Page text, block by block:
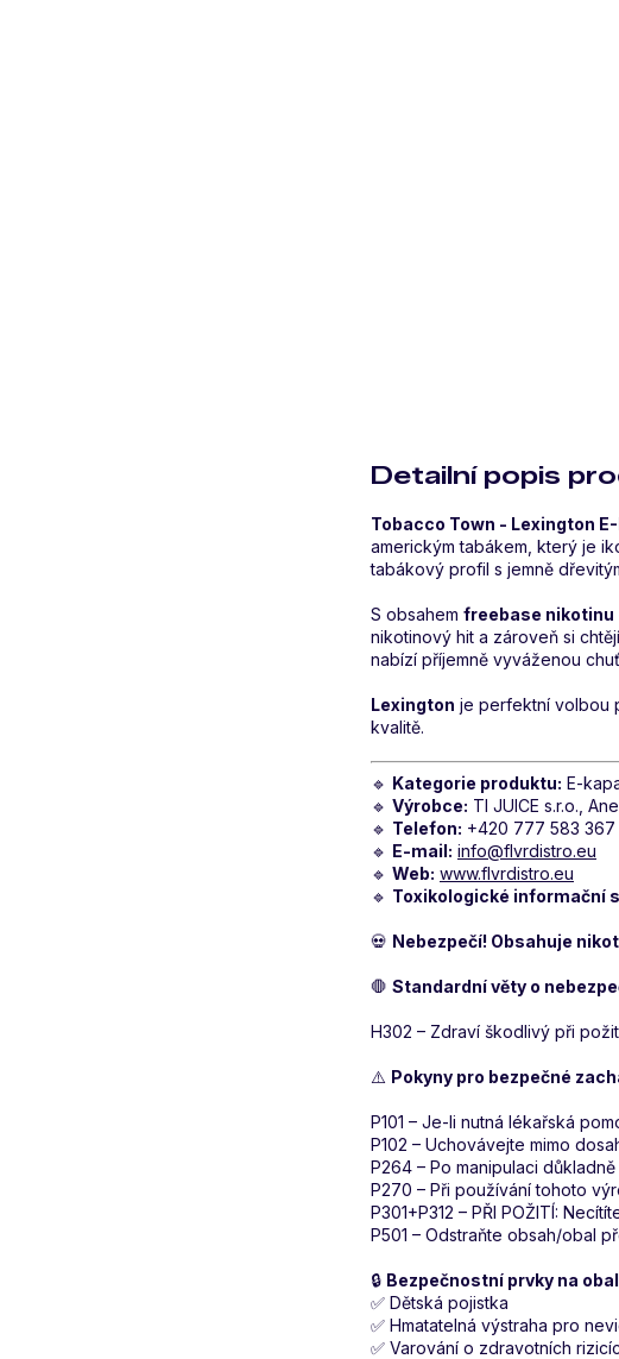
Detailní popis
Tobacco Town - Lexington
americkým tabákem, který je
tabákový profil s jemně
S obsahem freebase nikotinu
nikotinový hit a zároveň si
nabízí příjemně vyváženou
Lexington je perfektní volbou
kvalitě.
🔹 Kategorie produktu: E-
🔹 Výrobce: TI JUICE s.r.o.,
🔹 Telefon: +420 777 583 367
🔹 E-mail: info@flvrdistro.eu
🔹 Web: www.flvrdistro.eu
🔹 Toxikologické informační
💀 Nebezpečí! Obsahuje
🛑 Standardní věty o
H302 – Zdraví škodlivý při
⚠️ Pokyny pro bezpečné
P101 – Je-li nutná lékařská
P102 – Uchovávejte mimo
P264 – Po manipulaci
P270 – Při používání tohoto
P301+P312 – PŘI POŽITÍ:
P501 – Odstraňte obsah/obal
🔒 Bezpečnostní prvky na
✅ Dětská pojistka
✅ Hmatatelná výstraha pro
✅ Varování o zdravotních